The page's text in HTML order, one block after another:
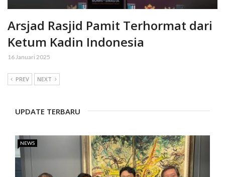
Arsjad Rasjid Pamit Terhormat dari
Ketum Kadin Indonesia
16 Januari 2025
PREV NEXT
UPDATE TERBARU
NEWS